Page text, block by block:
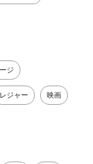
ジ
レジャー 映画